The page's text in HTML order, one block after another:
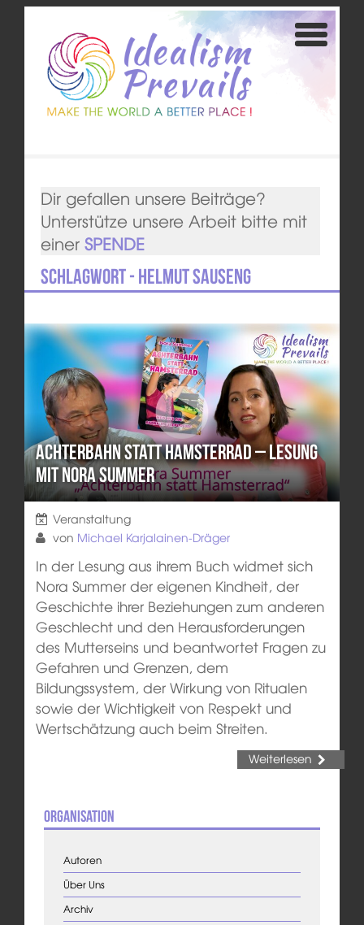
Dir gefallen unsere Beiträge?
Unterstütze unsere Arbeit bitte mit
einer SPENDE
Schlagwort - Helmut Sauseng
Achterbahn statt Hamsterrad – Lesung
mit Nora Summer
Veranstaltung
von Michael Karjalainen-Dräger
In der Lesung aus ihrem Buch widmet sich
Nora Summer der eigenen Kindheit, der
Geschichte ihrer Beziehungen zum anderen
Geschlecht und den Herausforderungen
des Mutterseins und beantwortet Fragen zu
Gefahren und Grenzen, dem
Bildungssystem, der Wirkung von Ritualen
sowie der Wichtigkeit von Respekt und
Wertschätzung auch beim Streiten.
Weiterlesen
Organisation
Autoren
Über Uns
Archiv